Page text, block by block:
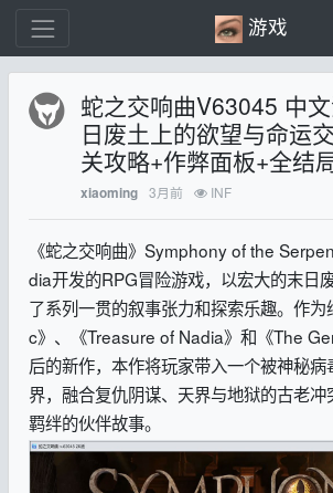
游戏
蛇之交响曲V63045 中
日废土上的欲望与命运
关攻略+作弊面板+全结
xiaoming 3月前 INF
《蛇之交响曲》 Symphony of the
dia开发的RPG冒险游戏，以宏大的末日
了系列一贯的叙事张力和探索乐趣。作
c》、《Treasure of Nadia》和《The
后的新作，本作将玩家带入一个被神秘病
界，融合复仇阴谋、天界与地狱的古老
羁绊的伙伴故事。